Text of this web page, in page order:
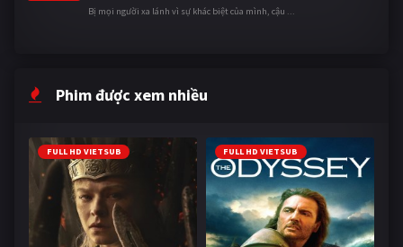
Bị mọi người xa lánh vì sự khác biệt của mình, cậu ...
Phim được xem nhiều
FULL HD VIETSUB FULL HD VIETSUB